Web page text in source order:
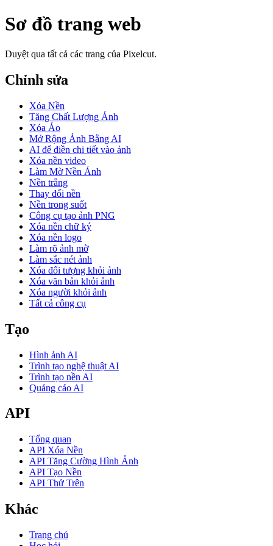
Sơ đồ trang web
Duyệt qua tất cả các trang của Pixelcut.
Chỉnh sửa
Xóa Nền
Tăng Chất Lượng Ảnh
Xóa Ảo
Mở Rộng Ảnh Bằng AI
AI để điền chi tiết vào ảnh
Xóa nền video
Làm Mờ Nền Ảnh
Nền trắng
Thay đổi nền
Nền trong suốt
Công cụ tạo ảnh PNG
Xóa nền chữ ký
Xóa nền logo
Làm rõ ảnh mờ
Làm sắc nét ảnh
Xóa đối tượng khỏi ảnh
Xóa văn bản khỏi ảnh
Xóa người khỏi ảnh
Tất cả công cụ
Tạo
Hình ảnh AI
Trình tạo nghệ thuật AI
Trình tạo nền AI
Quảng cáo AI
API
Tổng quan
API Xóa Nền
API Tăng Cường Hình Ảnh
API Tạo Nền
API Thử Trên
Khác
Trang chủ